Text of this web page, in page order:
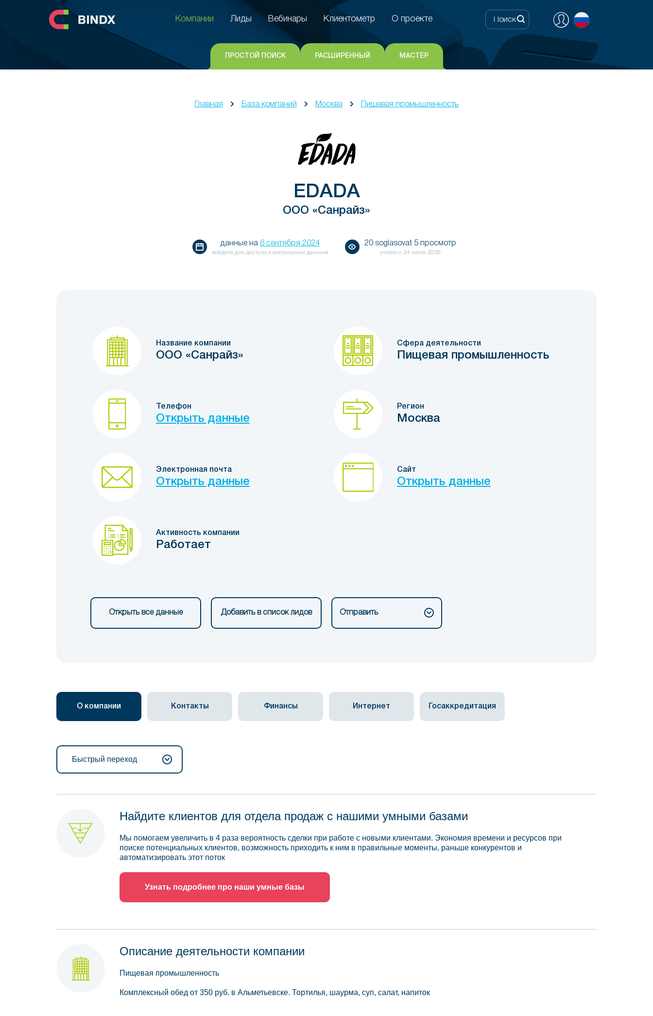
Клиентометр
Компании
Лиды Вебинары Клиентометр О проекте
ПРОСТОЙ ПОИСК РАСШИРЕННЫЙ МАСТЕР
Главная База компаний Москва Пищевая промышленность
EDADA
ООО «Санрайз»
данные на 6 сентября 2024
войдите для доступа к актуальным данным
20 soglasovat 5 просмотр
учтено с 24 июля 2020
Название компании
ООО «Санрайз»
Сфера деятельности
Пищевая промышленность
Телефон
Открыть данные
Регион
Москва
Электронная почта
Открыть данные
Сайт
Открыть данные
Активность компании
Работает
Открыть все данные Добавить в список лидов Отправить
О компании Контакты Финансы Интернет Госаккредитация
Быстрый переход
Найдите клиентов для отдела продаж с нашими умными базами
Мы помогаем увеличить в 4 раза вероятность сделки при работе с новыми клиентами. Экономия времени и ресурсов при
поиске потенциальных клиентов, возможность приходить к ним в правильные моменты, раньше конкурентов и
автоматизировать этот поток
Узнать подробнее про наши умные базы
Описание деятельности компании
Пищевая промышленность
Комплексный обед от 350 руб. в Альметьевске. Тортилья, шаурма, суп, салат, напиток